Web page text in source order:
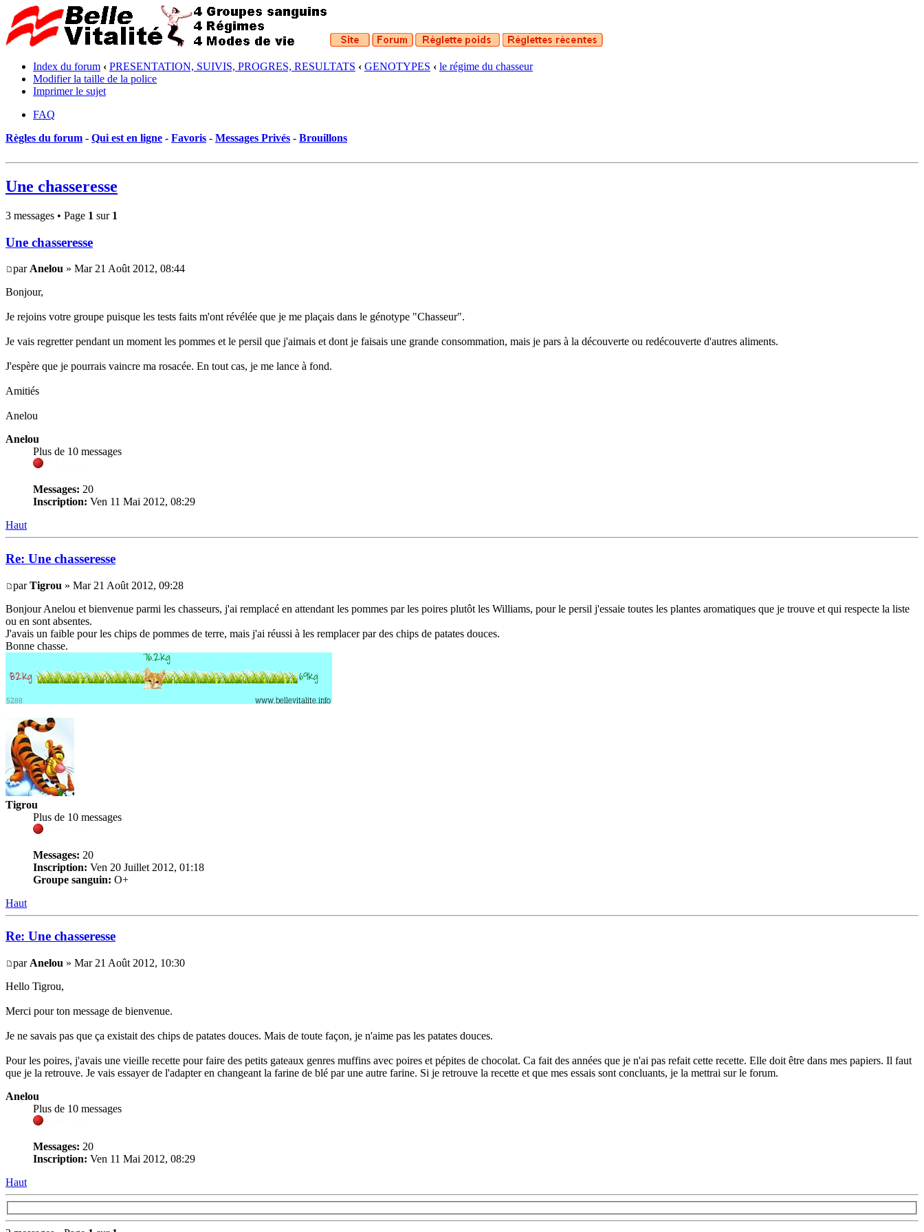
Index du forum ‹ PRESENTATION, SUIVIS, PROGRES, RESULTATS ‹ GENOTYPES ‹ le régime du chasseur
Modifier la taille de la police
Imprimer le sujet
FAQ
Règles du forum - Qui est en ligne - Favoris - Messages Privés - Brouillons
Une chasseresse
3 messages • Page 1 sur 1
Une chasseresse
par Anelou » Mar 21 Août 2012, 08:44
Bonjour,
Je rejoins votre groupe puisque les tests faits m'ont révélée que je me plaçais dans le génotype "Chasseur".
Je vais regretter pendant un moment les pommes et le persil que j'aimais et dont je faisais une grande consommation, mais je pars à la découverte ou redécouverte d'autres aliments.
J'espère que je pourrais vaincre ma rosacée. En tout cas, je me lance à fond.
Amitiés
Anelou
Anelou
Plus de 10 messages
Messages: 20
Inscription: Ven 11 Mai 2012, 08:29
Haut
Re: Une chasseresse
parTigrou » Mar 21 Août 2012, 09:28
Bonjour Anelou et bienvenue parmi les chasseurs, j'ai remplacé en attendant les pommes par les poires plutôt les Williams, pour le persil j'essaie toutes les plantes aromatiques que je trouve et qui respecte la liste
ou en sont absentes.
J'avais un faible pour les chips de pommes de terre, mais j'ai réussi à les remplacer par des chips de patates douces.
Bonne chasse.
Tigrou
Plus de 10 messages
Messages: 20
Inscription: Ven 20 Juillet 2012, 01:18
Groupe sanguin: O+
Haut
Re: Une chasseresse
par Anelou » Mar 21 Août 2012, 10:30
Hello Tigrou,
Merci pour ton message de bienvenue.
Je ne savais pas que ça existait des chips de patates douces. Mais de toute façon, je n'aime pas les patates douces.
Pour les poires, j'avais une vieille recette pour faire des petits gateaux genres muffins avec poires et pépites de chocolat. Ca fait des années que je n'ai pas refait cette recette. Elle doit être dans mes papiers. Il faut
que je la retrouve. Je vais essayer de l'adapter en changeant la farine de blé par une autre farine. Si je retrouve la recette et que mes essais sont concluants, je la mettrai sur le forum.
Anelou
Plus de 10 messages
Messages: 20
Inscription: Ven 11 Mai 2012, 08:29
Haut